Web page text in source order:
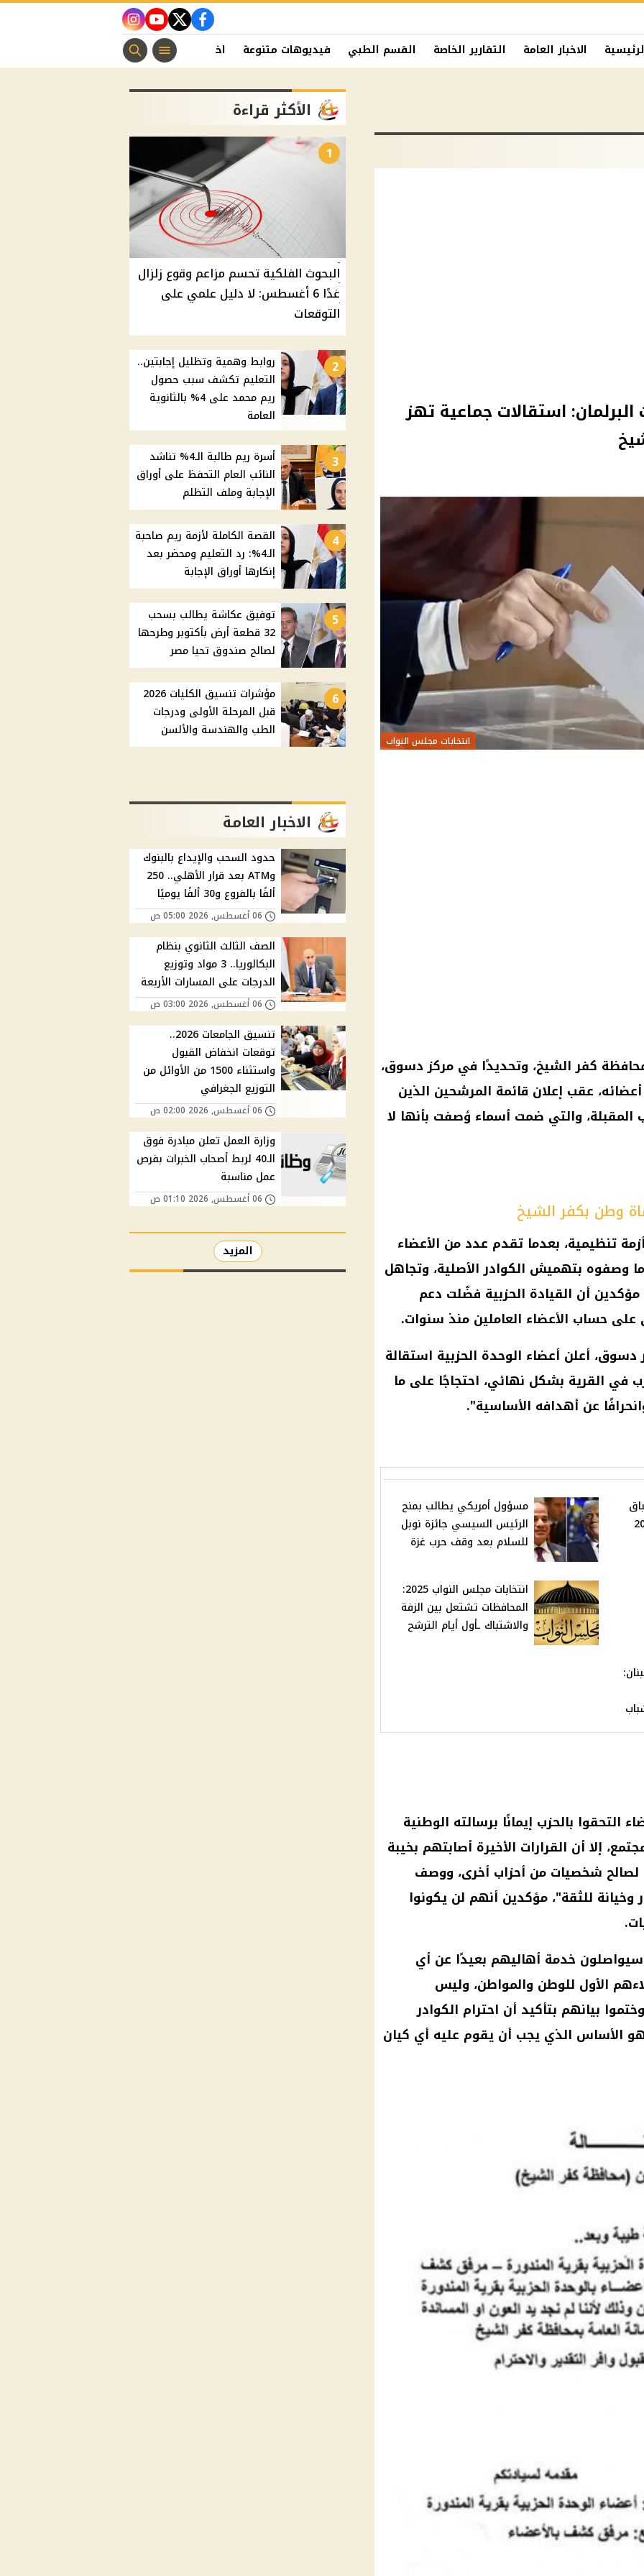
facebook
twitter
youtube
instagram
الاخبار العامة التقارير الخاصة القسم الطبي فيديوهات متنوعة اخبار الفن منوعات مسيحية
البرلمان: استقالات جماعية تهز
انتخابات مجلس النواب
كفر الشيخ، وتحديدًا في مركز دسوق،
عقب إعلان قائمة المرشحين الذين
المقبلة، والتي ضمت أسماء وُصفت بأنها لا
وطن بكفر الشيخ
تنظيمية، بعدما تقدم عدد من الأعضاء
وصفوه بتهميش الكوادر الأصلية، وتجاهل
مؤكدين أن القيادة الحزبية فضّلت دعم
على حساب الأعضاء العاملين منذ سنوات.
دسوق، أعلن أعضاء الوحدة الحزبية استقالة
في القرية بشكل نهائي، احتجاجًا على ما
عن أهدافه الأساسية".
2025
مسؤول أمريكي يطالب بمنح
الرئيس السيسي جائزة نوبل
للسلام بعد وقف حرب غزة
انتخابات مجلس النواب 2025:
المحافظات تشتعل بين الزفة
والاشتباك ـأول أيام الترشح
التحقوا بالحزب إيمانًا برسالته الوطنية
إلا أن القرارات الأخيرة أصابتهم بخيبة
لصالح شخصيات من أحزاب أخرى، ووصف
وخيانة للثقة"، مؤكدين أنهم لن يكونوا
خدمة أهاليهم بعيدًا عن أي
الأول للوطن والمواطن، وليس
بيانهم بتأكيد أن احترام الكوادر
الأساس الذي يجب أن يقوم عليه أي كيان
الأكثر قراءة
1
البحوث الفلكية تحسم مزاعم وقوع زلزال
غدًا 6 أغسطس: لا دليل علمي على
التوقعات
2
روابط وهمية وتظليل إجابتين..
التعليم تكشف سبب حصول
ريم محمد على 4% بالثانوية
العامة
3
أسرة ريم طالبة الـ4% تناشد
النائب العام التحفظ على أوراق
الإجابة وملف التظلم
4
القصة الكاملة لأزمة ريم صاحبة
الـ4%: رد التعليم ومحضر بعد
إنكارها أوراق الإجابة
5
توفيق عكاشة يطالب بسحب
32 قطعة أرض بأكتوبر وطرحها
لصالح صندوق تحيا مصر
6
مؤشرات تنسيق الكليات 2026
قبل المرحلة الأولى ودرجات
الطب والهندسة والألسن
الاخبار العامة
حدود السحب والإيداع بالبنوك
وATM بعد قرار الأهلي.. 250
ألفًا بالفروع و30 ألفًا يوميًا
06 أغسطس, 2026 05:00 ص
الصف الثالث الثانوي بنظام
البكالوريا.. 3 مواد وتوزيع
الدرجات على المسارات الأربعة
06 أغسطس, 2026 03:00 ص
تنسيق الجامعات 2026..
توقعات انخفاض القبول
واستثناء 1500 من الأوائل من
التوزيع الجغرافي
06 أغسطس, 2026 02:00 ص
وزارة العمل تعلن مبادرة فوق
الـ40 لربط أصحاب الخبرات بفرص
عمل مناسبة
06 أغسطس, 2026 01:10 ص
المزيد